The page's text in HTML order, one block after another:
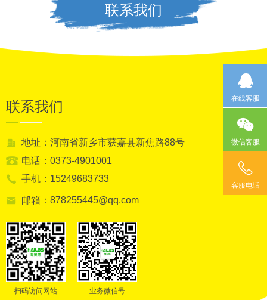
联系我们
联系我们
地址：河南省新乡市获嘉县新焦路88号
电话：0373-4901001
手机：15249683733
邮箱：878255445@qq.com
扫码访问网站 业务微信号
在线客服
微信客服
客服电话